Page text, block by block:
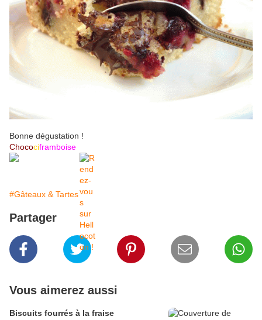
Bonne dégustation !
Chocociframboise
#Gâteaux & Tartes
Partager
Vous aimerez aussi
Biscuits fourrés à la fraise